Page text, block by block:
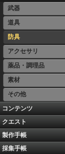
武器
道具
防具
アクセサリ
薬品・調理品
素材
その他
コンテンツ
クエスト
製作手帳
採集手帳